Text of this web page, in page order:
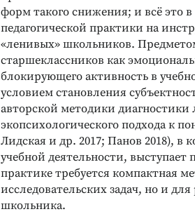
форм такого снижения; и всё это
педагогической практики на
«ленивых» школьников.
старшеклассников как
блокирующего активность в
условием становления
авторской методики диагностики
экопсихологического подхода к
Лидская и др. 2017; Панов 2018), в
учебной деятельности,
практике требуется компактная
исследовательских задач, но и
школьника.